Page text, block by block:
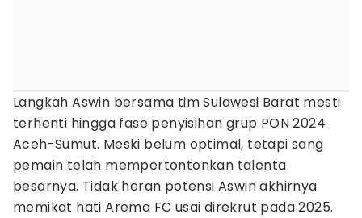
Langkah Aswin bersama tim Sulawesi Barat mesti
terhenti hingga fase penyisihan grup PON 2024
Aceh-Sumut. Meski belum optimal, tetapi sang
pemain telah mempertontonkan talenta
besarnya. Tidak heran potensi Aswin akhirnya
memikat hati Arema FC usai direkrut pada 2025.